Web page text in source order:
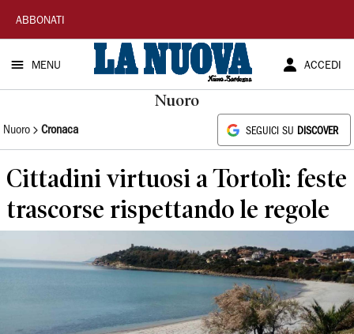
La
Nuova
Sardegna
ABBONATI
MENU ACCEDI
Nuoro
Nuoro Cronaca SEGUICI SU DISCOVER
Cittadini virtuosi a Tortolì: feste
trascorse rispettando le regole